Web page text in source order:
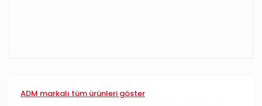
ADM markalı tüm ürünleri göster